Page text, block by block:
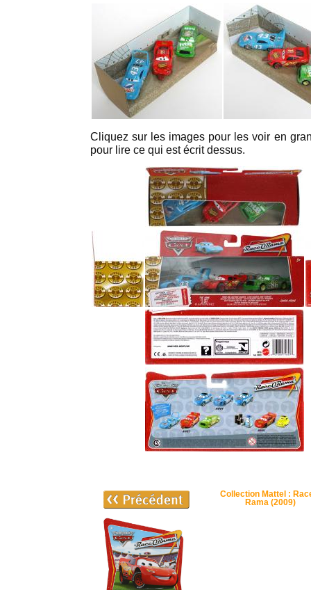
Cliquez sur les images pour les voir en
pour lire ce qui est écrit dessus.
Collection Mattel :
Rama (2009)